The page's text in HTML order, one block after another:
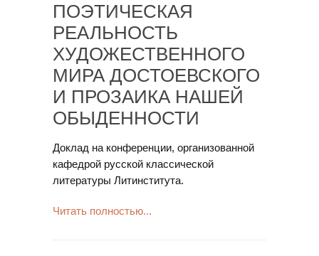
ПОЭТИЧЕСКАЯ
РЕАЛЬНОСТЬ
ХУДОЖЕСТВЕННОГО
МИРА ДОСТОЕВСКОГО
И ПРОЗАИКА НАШЕЙ
ОБЫДЕННОСТИ
Доклад на конференции, организованной
кафедрой русской классической
литературы Литинститута.
Читать полностью...